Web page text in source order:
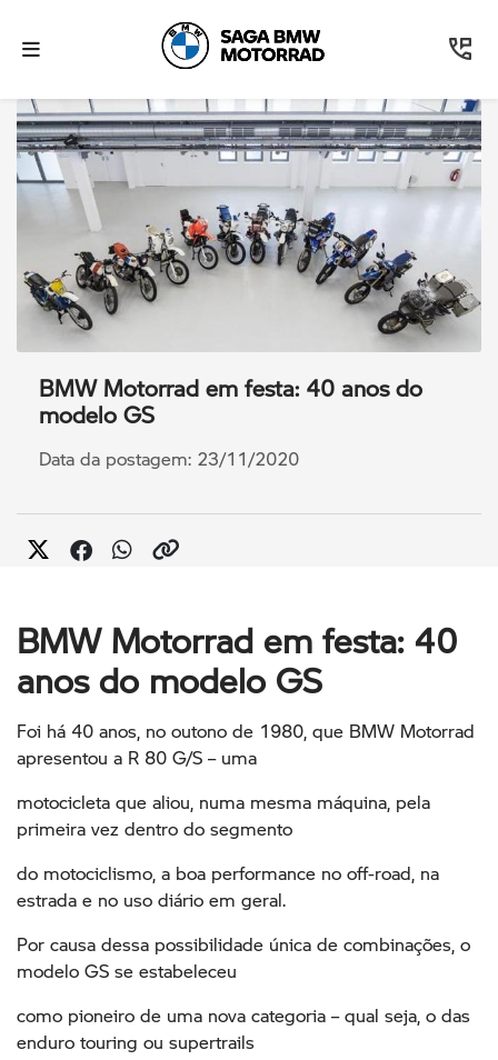
BMW Motorrad em festa: 40 anos do
modelo GS
Data da postagem: 23/11/2020
BMW Motorrad em festa: 40
anos do modelo GS
Foi há 40 anos, no outono de 1980, que BMW Motorrad
apresentou a R 80 G/S – uma
motocicleta que aliou, numa mesma máquina, pela
primeira vez dentro do segmento
do motociclismo, a boa performance no off-road, na
estrada e no uso diário em geral.
Por causa dessa possibilidade única de combinações, o
modelo GS se estabeleceu
como pioneiro de uma nova categoria – qual seja, o das
enduro touring ou supertrails